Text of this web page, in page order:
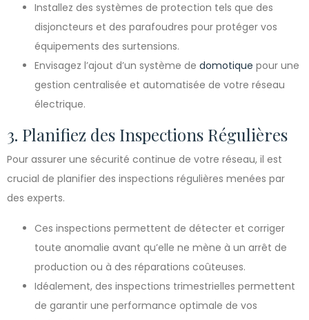
Installez des systèmes de protection tels que des
disjoncteurs et des parafoudres pour protéger vos
équipements des surtensions.
Envisagez l’ajout d’un système de domotique pour une
gestion centralisée et automatisée de votre réseau
électrique.
3. Planifiez des Inspections Régulières
Pour assurer une sécurité continue de votre réseau, il est
crucial de planifier des inspections régulières menées par
des experts.
Ces inspections permettent de détecter et corriger
toute anomalie avant qu’elle ne mène à un arrêt de
production ou à des réparations coûteuses.
Idéalement, des inspections trimestrielles permettent
de garantir une performance optimale de vos